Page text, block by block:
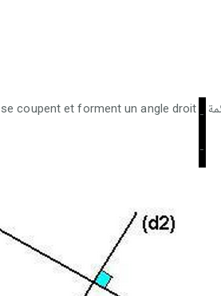
coupent et forment un angle droit -
-